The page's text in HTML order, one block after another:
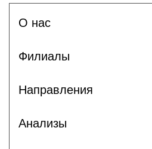
О нас
Филиалы
Направления
Анализы